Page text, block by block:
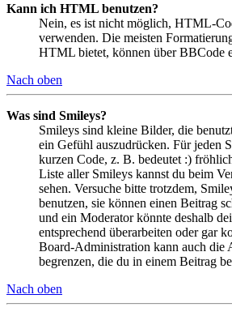
Kann ich HTML benutzen?
Nein, es ist nicht möglich, HTML-
verwenden. Die meisten
HTML bietet, können über BBCode
Nach oben
Was sind Smileys?
Smileys sind kleine Bilder, die
ein Gefühl auszudrücken. Für jeden
kurzen Code, z. B. bedeutet :)
Liste aller Smileys kannst du beim
sehen. Versuche bitte trotzdem,
benutzen, sie können einen Beitrag
und ein Moderator könnte deshalb
entsprechend überarbeiten oder gar
Board-Administration kann auch die
begrenzen, die du in einem Beitrag
Nach oben